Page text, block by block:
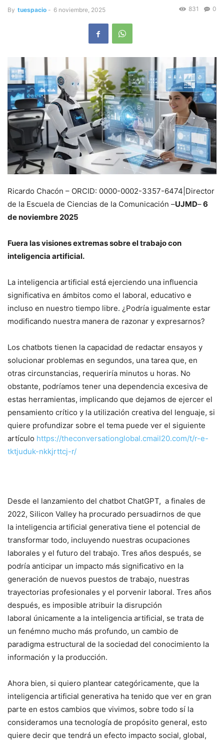
By tuespacio - 6 noviembre, 2025 0
831
Ricardo Chacón – ORCID: 0000-0002-3357-6474|Director
de la Escuela de Ciencias de la Comunicación –UJMD–6
de noviembre 2025
Fuera las visiones extremas sobre el trabajo con
inteligencia artificial.
La inteligencia artificial está ejerciendo una influencia
significativa en ámbitos como el laboral, educativo e
incluso en nuestro tiempo libre. ¿Podría igualmente estar
modificando nuestra manera de razonar y expresarnos?
Los chatbots tienen la capacidad de redactar ensayos y
solucionar problemas en segundos, una tarea que, en
otras circunstancias, requeriría minutos u horas. No
obstante, podríamos tener una dependencia excesiva de
estas herramientas, implicando que dejamos de ejercer el
pensamiento crítico y la utilización creativa del lenguaje, si
quiere profundizar sobre el tema puede ver el siguiente
artículo https://theconversationglobal.cmail20.com/t/r-e-
tktjuduk-nkkjrttcj-r/
Desde el lanzamiento del chatbot ChatGPT, a finales de
2022, Silicon Valley ha procurado persuadirnos de que
la inteligencia artificial generativa tiene el potencial de
transformar todo, incluyendo nuestras ocupaciones
laborales y el futuro del trabajo. Tres años después, se
podría anticipar un impacto más significativo en la
generación de nuevos puestos de trabajo, nuestras
trayectorias profesionales y el porvenir laboral. Tres años
después, es imposible atribuir la disrupción
laboral únicamente a la inteligencia artificial, se trata de
un fenémno mucho más profundo, un cambio de
paradigma estructural de la sociedad del conocimiento la
información y la producción.
Ahora bien, si quiero plantear categóricamente, que la
inteligencia artificial generativa ha tenido que ver en gran
parte en estos cambios que vivimos, sobre todo sí la
consideramos una tecnología de propósito general, esto
quiere decir que tendrá un efecto impacto social, global,